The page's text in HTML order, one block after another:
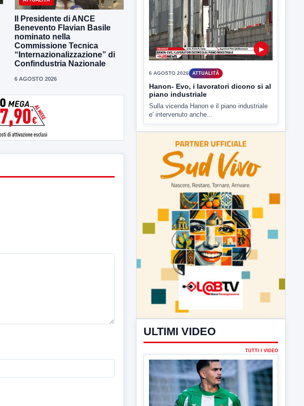
Il Presidente di ANCE
Benevento Flavian Basile
nominato nella
Commissione Tecnica
“Internazionalizzazione” di
Confindustria Nazionale
6 AGOSTO 2026
Sulla vicenda Hanon e il piano industriale
e' intervenuto anche...
ULTIMI VIDEO
7 AGOSTO 2026
Av Calcio, Manzi alla Scafatese.
Catania
Avellino Calcio, per quanto riguarda il
terzino Simone Cinquegrano si...